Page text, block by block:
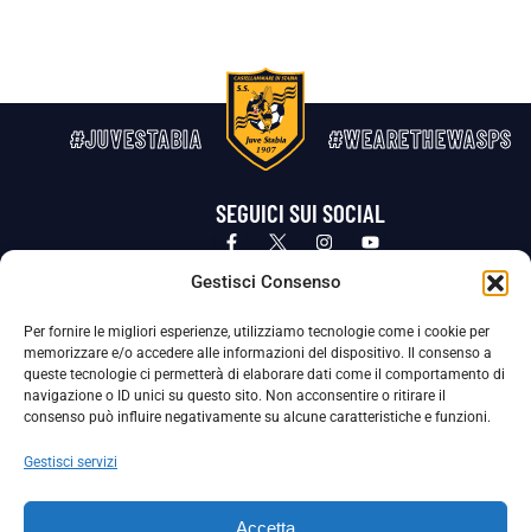
Gestisci Consenso
Per fornire le migliori esperienze, utilizziamo tecnologie come i cookie per
memorizzare e/o accedere alle informazioni del dispositivo. Il consenso a
queste tecnologie ci permetterà di elaborare dati come il comportamento di
navigazione o ID unici su questo sito. Non acconsentire o ritirare il
consenso può influire negativamente su alcune caratteristiche e funzioni.
Gestisci servizi
Accetta
#JUVESTABIA #WEARETHEWASPS
SEGUICI SUI SOCIAL
Privacy Policy Cookie Policy
La Società ha nominato il Responsabile della Protezione dei Dati Personali (DPO), figura specializzata che vigila sulle modalità
adottate dalla nostra Società per tutelare i Suoi dati personali.
Per contattare il DPO può scrivere a